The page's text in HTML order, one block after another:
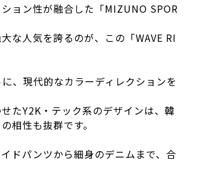
ョン性が融合した「MIZUNO SPOR
な人気を誇るのが、この「WAVE RI
、現代的なカラーディレクションを
たY2K・テック系のデザインは、韓
相性も抜群です。
ドパンツから細身のデニムまで、合